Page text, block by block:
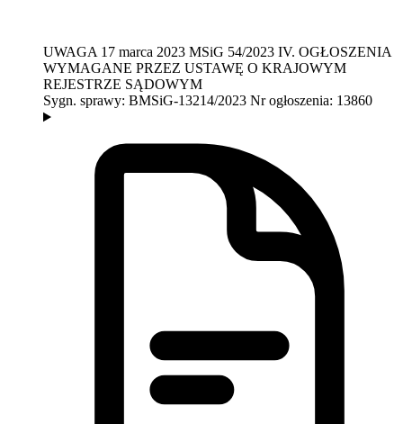
UWAGA 17 marca 2023 MSiG 54/2023 IV. OGŁOSZENIA
WYMAGANE PRZEZ USTAWĘ O KRAJOWYM
REJESTRZE SĄDOWYM
Sygn. sprawy: BMSiG-13214/2023 Nr ogłoszenia: 13860